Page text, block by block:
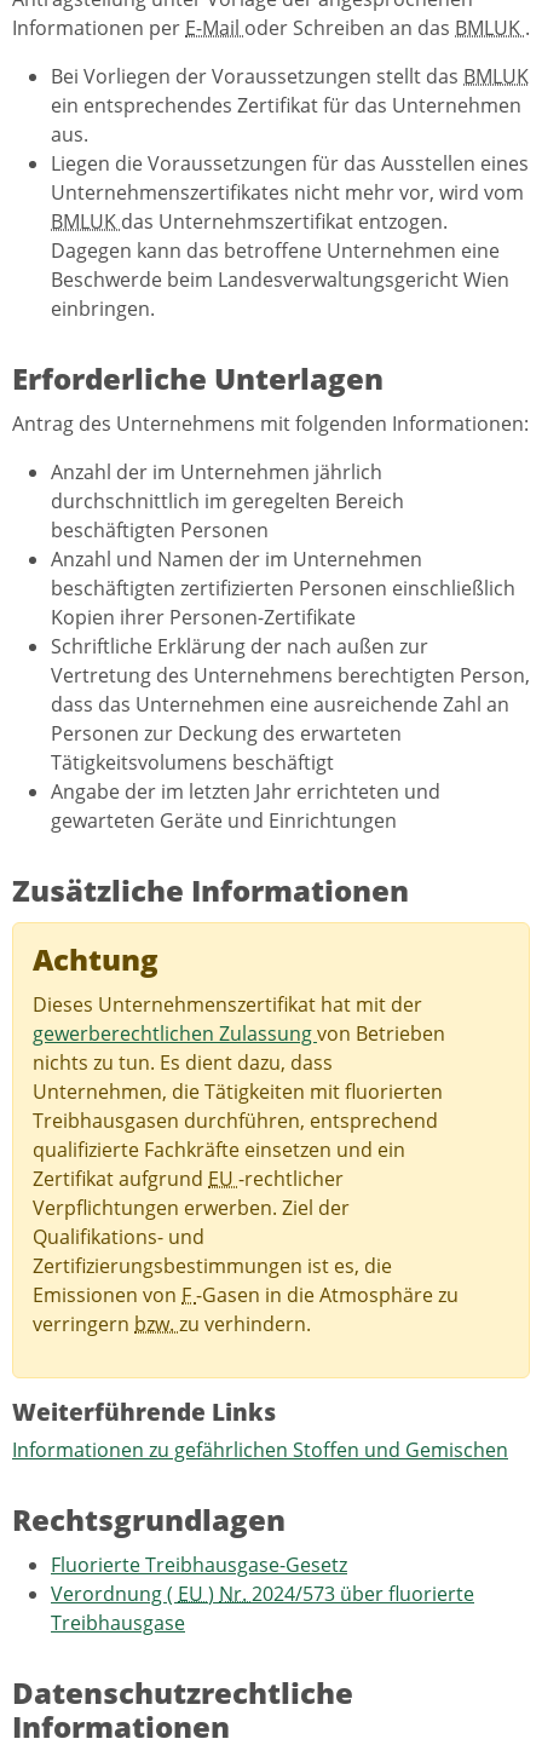
Informationen per E-Mail oder Schreiben an das BMLUK .
Bei Vorliegen der Voraussetzungen stellt das BMLUK
ein entsprechendes Zertifikat für das Unternehmen
aus.
Liegen die Voraussetzungen für das Ausstellen eines
Unternehmenszertifikates nicht mehr vor, wird vom
BMLUK das Unternehmszertifikat entzogen.
Dagegen kann das betroffene Unternehmen eine
Beschwerde beim Landesverwaltungsgericht Wien
einbringen.
Erforderliche Unterlagen
Antrag des Unternehmens mit folgenden Informationen:
Anzahl der im Unternehmen jährlich
durchschnittlich im geregelten Bereich
beschäftigten Personen
Anzahl und Namen der im Unternehmen
beschäftigten zertifizierten Personen einschließlich
Kopien ihrer Personen-Zertifikate
Schriftliche Erklärung der nach außen zur
Vertretung des Unternehmens berechtigten Person,
dass das Unternehmen eine ausreichende Zahl an
Personen zur Deckung des erwarteten
Tätigkeitsvolumens beschäftigt
Angabe der im letzten Jahr errichteten und
gewarteten Geräte und Einrichtungen
Zusätzliche Informationen
Achtung
Dieses Unternehmenszertifikat hat mit der
gewerberechtlichen Zulassungvon Betrieben
nichts zu tun. Es dient dazu, dass
Unternehmen, die Tätigkeiten mit fluorierten
Treibhausgasen durchführen, entsprechend
qualifizierte Fachkräfte einsetzen und ein
Zertifikat aufgrund EU -rechtlicher
Verpflichtungen erwerben. Ziel der
Qualifikations- und
Zertifizierungsbestimmungen ist es, die
Emissionen von F-Gasen in die Atmosphäre zu
verringern bzw. zu verhindern.
Weiterführende Links
Informationen zu gefährlichen Stoffen und Gemischen
Rechtsgrundlagen
Fluorierte Treibhausgase-Gesetz
Verordnung ( EU ) Nr. 2024/573 über fluorierte
Treibhausgase
Datenschutzrechtliche
Informationen